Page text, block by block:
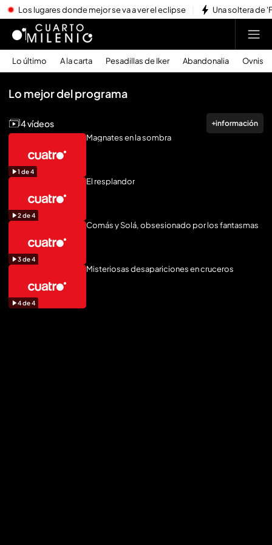
Los lugares donde mejor se va a ver el eclipse Una soltera de
Lo último A la carta Pesadillas de Iker Abandonalia Ovnis
Lo mejor del programa
4 vídeos información
1 de4
Magnates en la sombra
2de4
El resplandor
3de4
Comás y Solá, obsesionado por los fantasmas
4de4
Misteriosas desapariciones en cruceros